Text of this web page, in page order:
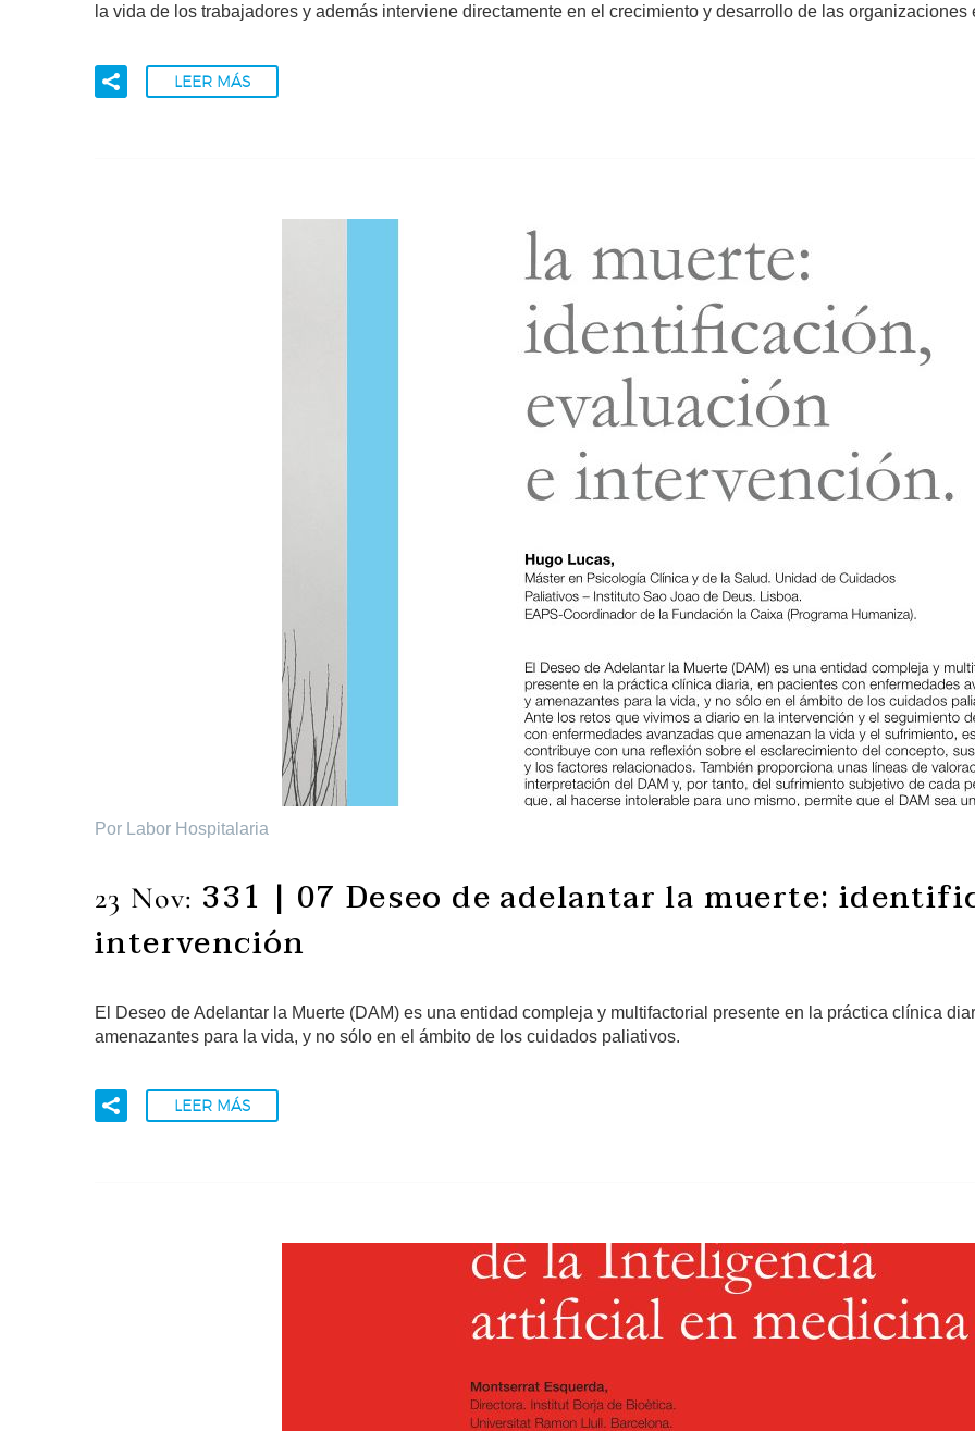
la vida de los trabajadores y además interviene directamente en el crecimiento y desarrollo de las organizaciones
LEER MÁS
Por Labor Hospitalaria
23 Nov: 331 | 07 Deseo de adelantar la muerte:
intervención
El Deseo de Adelantar la Muerte (DAM) es una entidad compleja y multifactorial presente en la práctica clínica
amenazantes para la vida, y no sólo en el ámbito de los cuidados paliativos.
LEER MÁS